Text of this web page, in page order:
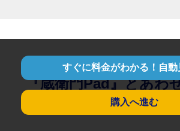
『蔵衛門Pad』とあわ
おすすめです
すぐに料金がわかる！自動
購入へ進む